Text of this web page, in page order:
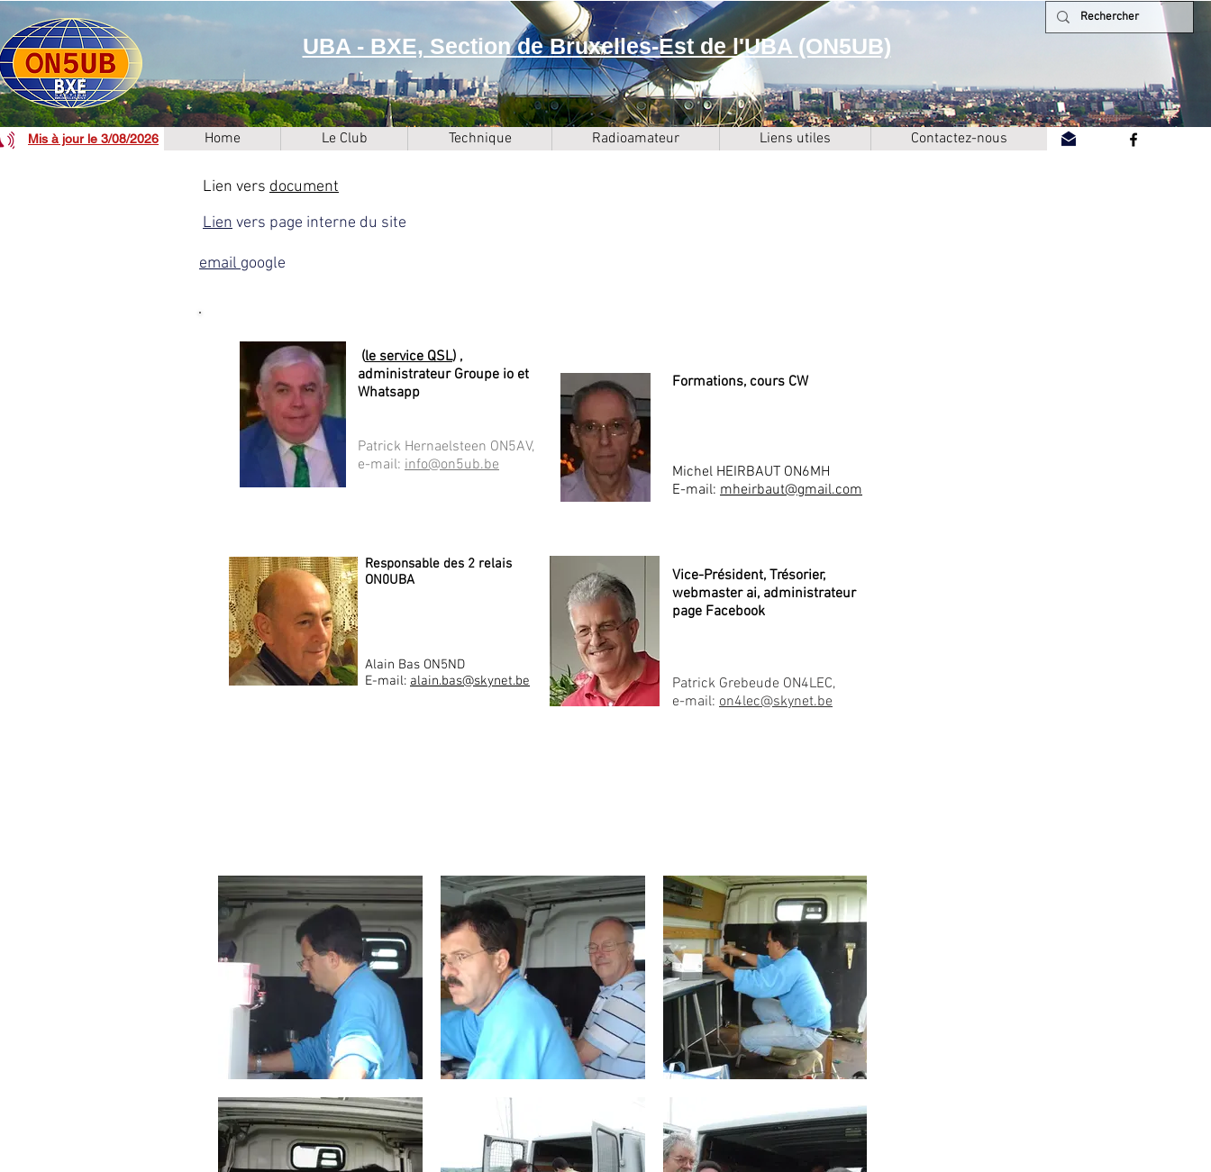
UBA - BXE, Section de Bruxelles-Est de l'UBA (ON5UB)
Mis à jour le 3/08/2026 Home Le Club Technique Radioamateur Liens utiles Contactez-nous
Lien vers document
Lien vers page interne du site
email google
(le service QSL) ,
administrateur Groupe io et
Whatsapp
Patrick Hernaelsteen ON5AV,
e-mail: info@on5ub.be
Formations, cours CW
Michel HEIRBAUT ON6MH
E-mail: mheirbaut@gmail.com
Responsable des 2 relais
ON0UBA
Alain Bas ON5ND
E-mail: alain.bas@skynet.be
Vice-Président, Trésorier,
webmaster ai, administrateur
page Facebook
Patrick Grebeude ON4LEC,
e-mail: on4lec@skynet.be